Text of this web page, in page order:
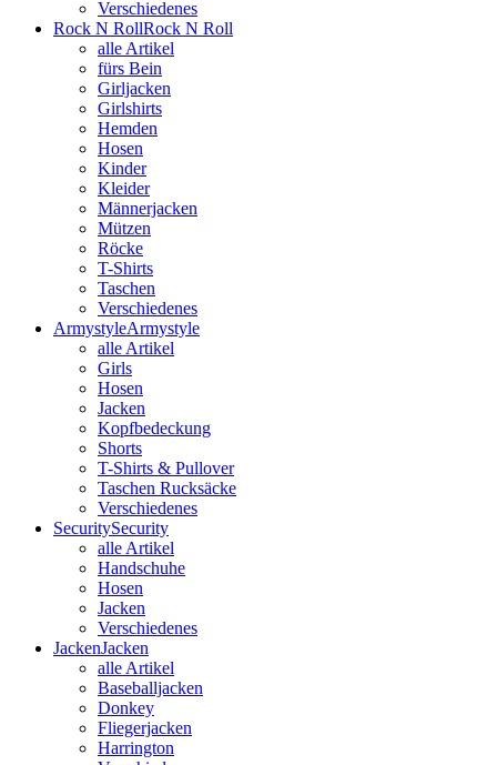
Verschiedenes
Rock N RollRock N Roll
alle Artikel
fürs Bein
Girljacken
Girlshirts
Hemden
Hosen
Kinder
Kleider
Männerjacken
Mützen
Röcke
T-Shirts
Taschen
Verschiedenes
ArmystyleArmystyle
alle Artikel
Girls
Hosen
Jacken
Kopfbedeckung
Shorts
T-Shirts & Pullover
Taschen Rucksäcke
Verschiedenes
SecuritySecurity
alle Artikel
Handschuhe
Hosen
Jacken
Verschiedenes
JackenJacken
alle Artikel
Baseballjacken
Donkey
Fliegerjacken
Harrington